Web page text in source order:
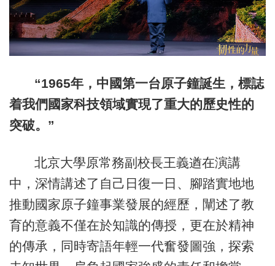
“1965年，中國第一台原子鐘誕生，標誌
着我們國家科技領域實現了重大的歷史性的
突破。”
北京大學原常務副校長王義遒在演講
中，深情講述了自己日復一日、腳踏實地地
推動國家原子鐘事業發展的經歷，闡述了教
育的意義不僅在於知識的傳授，更在於精神
的傳承，同時寄語年輕一代奮發圖強，探索